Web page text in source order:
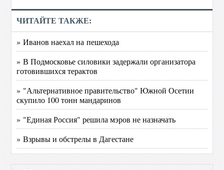
ЧИТАЙТЕ ТАКЖЕ:
» Иванов наехал на пешехода
» В Подмосковье силовики задержали организатора
готовившихся терактов
» "Альтернативное правительство" Южной Осетии
скупило 100 тонн мандаринов
» "Единая Россия" решила мэров не назначать
» Взрывы и обстрелы в Дагестане